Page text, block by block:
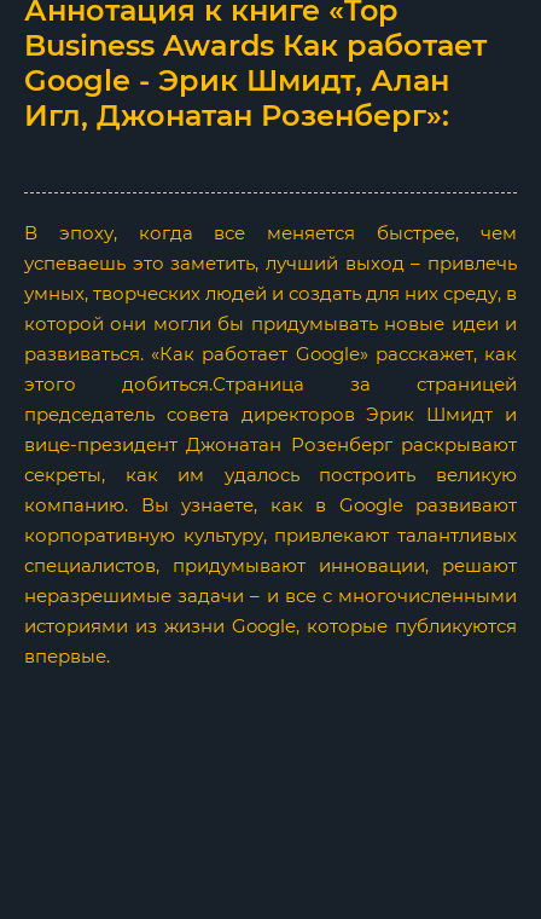
Аннотация к книге «Top
Business Awards Как работает
Google - Эрик Шмидт, Алан
Игл, Джонатан Розенберг»:
В эпоху, когда все меняется быстрее, чем
успеваешь это заметить, лучший выход – привлечь
умных, творческих людей и создать для них среду, в
которой они могли бы придумывать новые идеи и
развиваться. «Как работает Google» расскажет, как
этого добиться.Страница за страницей
председатель совета директоров Эрик Шмидт и
вице-президент Джонатан Розенберг раскрывают
секреты, как им удалось построить великую
компанию. Вы узнаете, как в Google развивают
корпоративную культуру, привлекают талантливых
специалистов, придумывают инновации, решают
неразрешимые задачи – и все с многочисленными
историями из жизни Google, которые публикуются
впервые.